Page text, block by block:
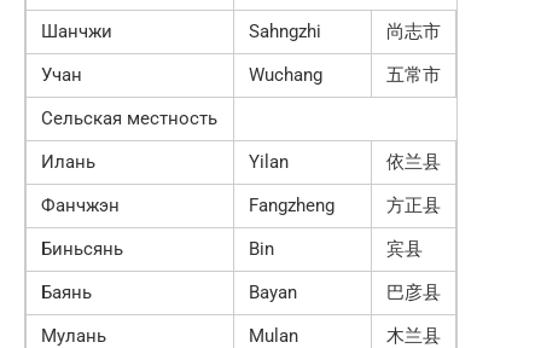
Шанчжи
Sahngzhi
尚志市
Учан
Wuchang
五常市
Сельская местность
Илань
Yilan
依兰县
Фанчжэн
Fangzheng
方正县
Биньсянь
Bin
宾县
Баянь
Bayan
巴彦县
Мулань
Mulan
木兰县